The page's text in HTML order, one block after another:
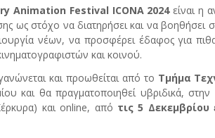
Animation Festival ICONA 2024 είναι η
ως στόχο να διατηρήσει και να βοηθήσει
νέων, να προσφέρει έδαφος για
και κοινού.
και προωθείται από το Τμήμα
και θα πραγματοποιηθεί υβριδικά, στην
και online, από τις 5